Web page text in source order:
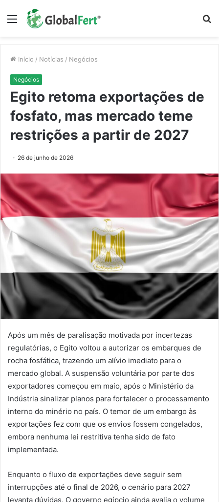
Menu
Início / Notícias / Negócios
Negócios
Egito retoma exportações de
fosfato, mas mercado teme
restrições a partir de 2027
26 de junho de 2026
Após um mês de paralisação motivada por incertezas
regulatórias, o Egito voltou a autorizar os embarques de
rocha fosfática, trazendo um alívio imediato para o
mercado global. A suspensão voluntária por parte dos
exportadores começou em maio, após o Ministério da
Indústria sinalizar planos para fortalecer o processamento
interno do minério no país. O temor de um embargo às
exportações fez com que os envios fossem congelados,
embora nenhuma lei restritiva tenha sido de fato
implementada.
Enquanto o fluxo de exportações deve seguir sem
interrupções até o final de 2026, o cenário para 2027
levanta dúvidas. O governo egípcio ainda avalia o volume